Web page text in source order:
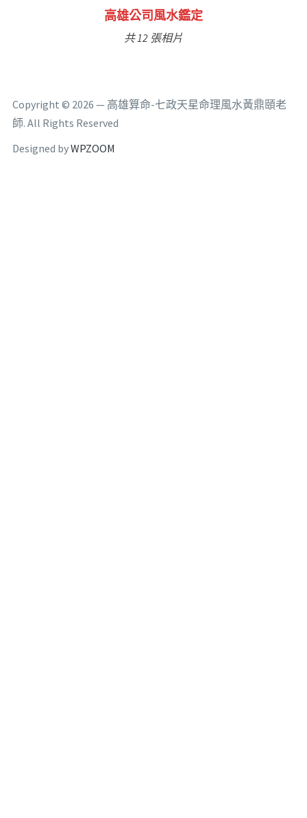
林氏福主量子生基造命
共 6 張相片
Copyright © 2026 — 高雄算命-七政天星命理風水黃鼎頤老
師. All Rights Reserved
Designed byWPZOOM